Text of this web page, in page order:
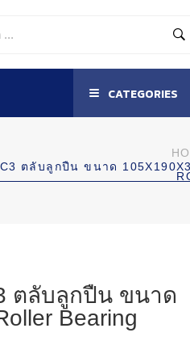
CATEGORIES
ตลับลูกปืน ขนาด
ตลับลูกปืน ขนาด
Bearing